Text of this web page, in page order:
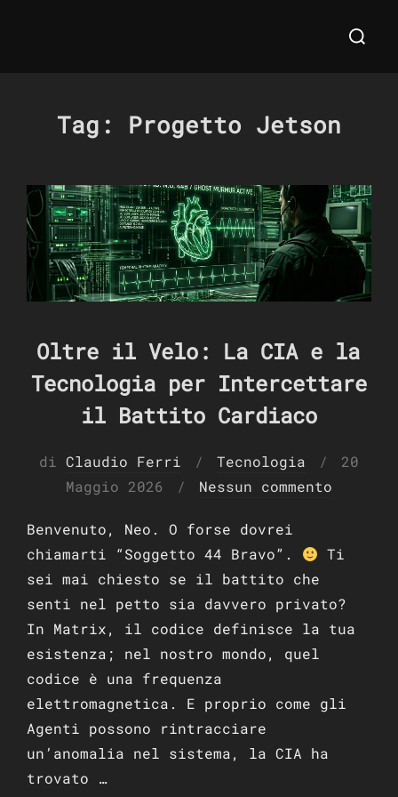
Cerca
Tag: Progetto Jetson
Oltre il Velo: La CIA e la
Tecnologia per Intercettare
il Battito Cardiaco
di Claudio Ferri Tecnologia
20
Maggio 2026
Nessun commento
Benvenuto, Neo. O forse dovrei
chiamarti “Soggetto 44 Bravo”.
Ti
sei mai chiesto se il battito che
senti nel petto sia davvero privato?
In Matrix, il codice definisce la tua
esistenza; nel nostro mondo, quel
codice è una frequenza
elettromagnetica. E proprio come gli
Agenti possono rintracciare
un’anomalia nel sistema, la CIA ha
trovato …